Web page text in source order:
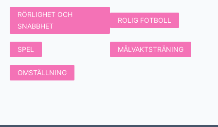
RÖRLIGHET OCH
SNABBHET
ROLIG FOTBOLL
SPEL MÅLVAKTSTRÄNING
OMSTÄLLNING